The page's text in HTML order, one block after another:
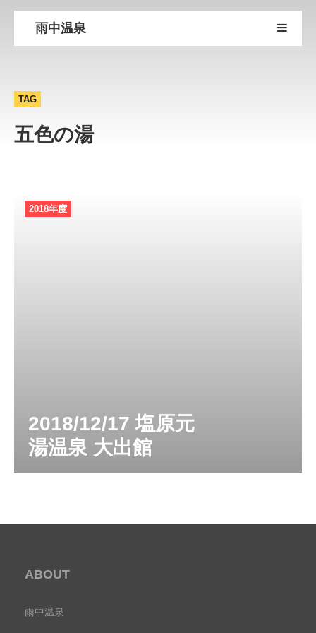
雨中温泉
TAG
五色の湯
2018/12/17 塩原元
湯温泉 大出館
2018年度
ABOUT
雨中温泉